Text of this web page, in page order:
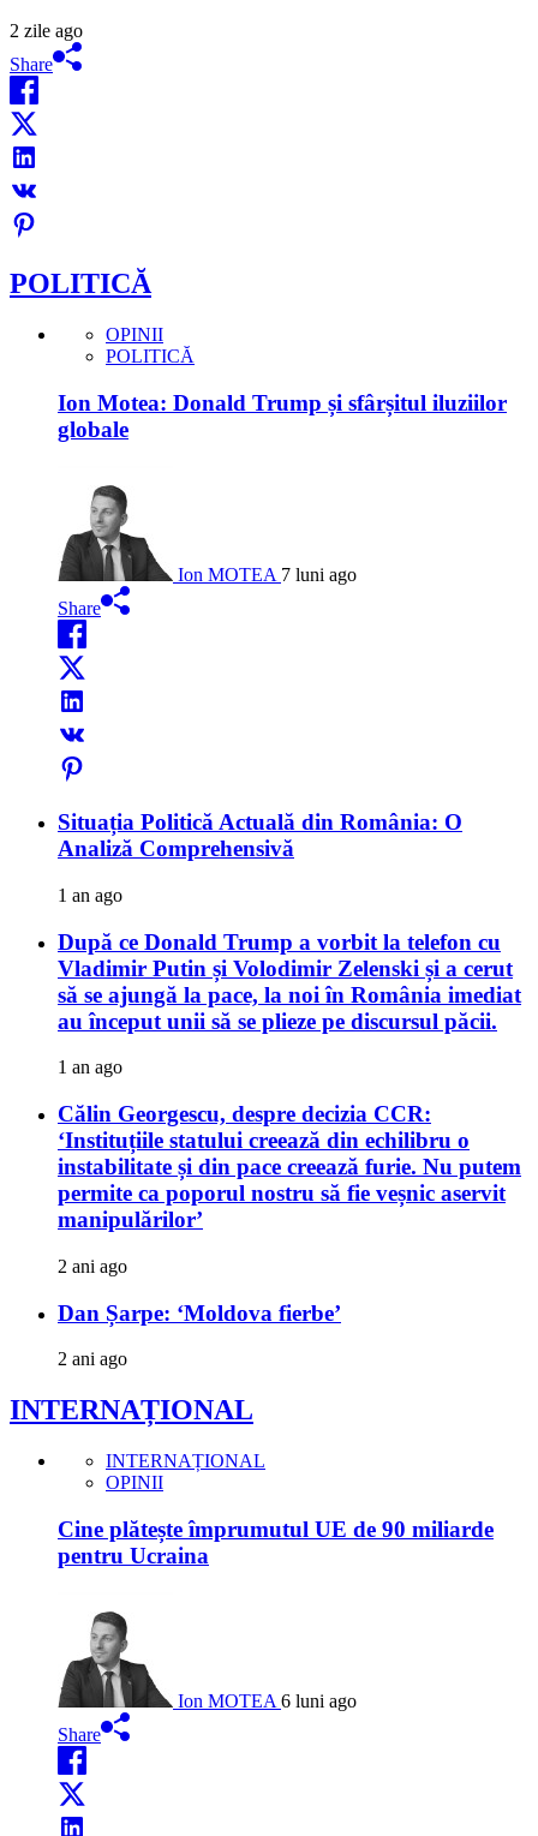
2 zile ago
Share
POLITICĂ
OPINII
POLITICĂ
Ion Motea: Donald Trump și sfârșitul iluziilor
globale
Ion MOTEA 7 luni ago
Share
Situația Politică Actuală din România: O
Analiză Comprehensivă
1 an ago
După ce Donald Trump a vorbit la telefon cu
Vladimir Putin și Volodimir Zelenski și a cerut
să se ajungă la pace, la noi în România imediat
au început unii să se plieze pe discursul păcii.
1 an ago
Călin Georgescu, despre decizia CCR:
‘Instituțiile statului creează din echilibru o
instabilitate și din pace creează furie. Nu putem
permite ca poporul nostru să fie veșnic aservit
manipulărilor’
2 ani ago
Dan Șarpe: ‘Moldova fierbe’
2 ani ago
INTERNAȚIONAL
INTERNAȚIONAL
OPINII
Cine plătește împrumutul UE de 90 miliarde
pentru Ucraina
Ion MOTEA 6 luni ago
Share